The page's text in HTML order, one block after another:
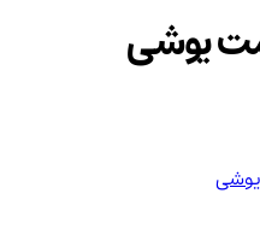
یوشی